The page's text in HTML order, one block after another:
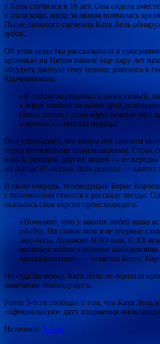
у Кати случился в 16 лет. Она сидела
и пила кофе, когда за окном появилась
После сильного свечения Катя Лель
зубов.
Об этом артистка рассказывала в
хроника» на Пятом канале еще пару лет
обсудить данную тему певице довелось в
Корчевникова.
«Я сидела за столом со своей семьей,
и вдруг увидела за окном лучи,
После этого у меня вдруг исчезло три
и крови», —заявила певица.
Она утверждает, что много лет хранила
перед внеземными цивилизациями. Страх
и из-за реакции других людей — ее
но сейчас 47-летняя Лель решила — хватит
В свою очередь, телеведущий Борис
с пониманием отнесся к рассказу звезды.
оказалась своя версия происходящего.
«Понимаю, что у многих людей ваша
улыбку. На самом деле я не впервые
это бесы. Никакого НЛО нет. С XX
являться людям в обличие
поосторожнее», — отметил Борис
Но судя по всему, Катя Лель не оценила
замечание телеведущего.
Ранее 5-tv.ru сообщал о том, что Катя Лель
«официальную» дату вторжения
Источник: 5-tv.ru